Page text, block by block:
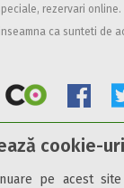
cookie-uri
pe acest
rezervari online.
ca sunteti de